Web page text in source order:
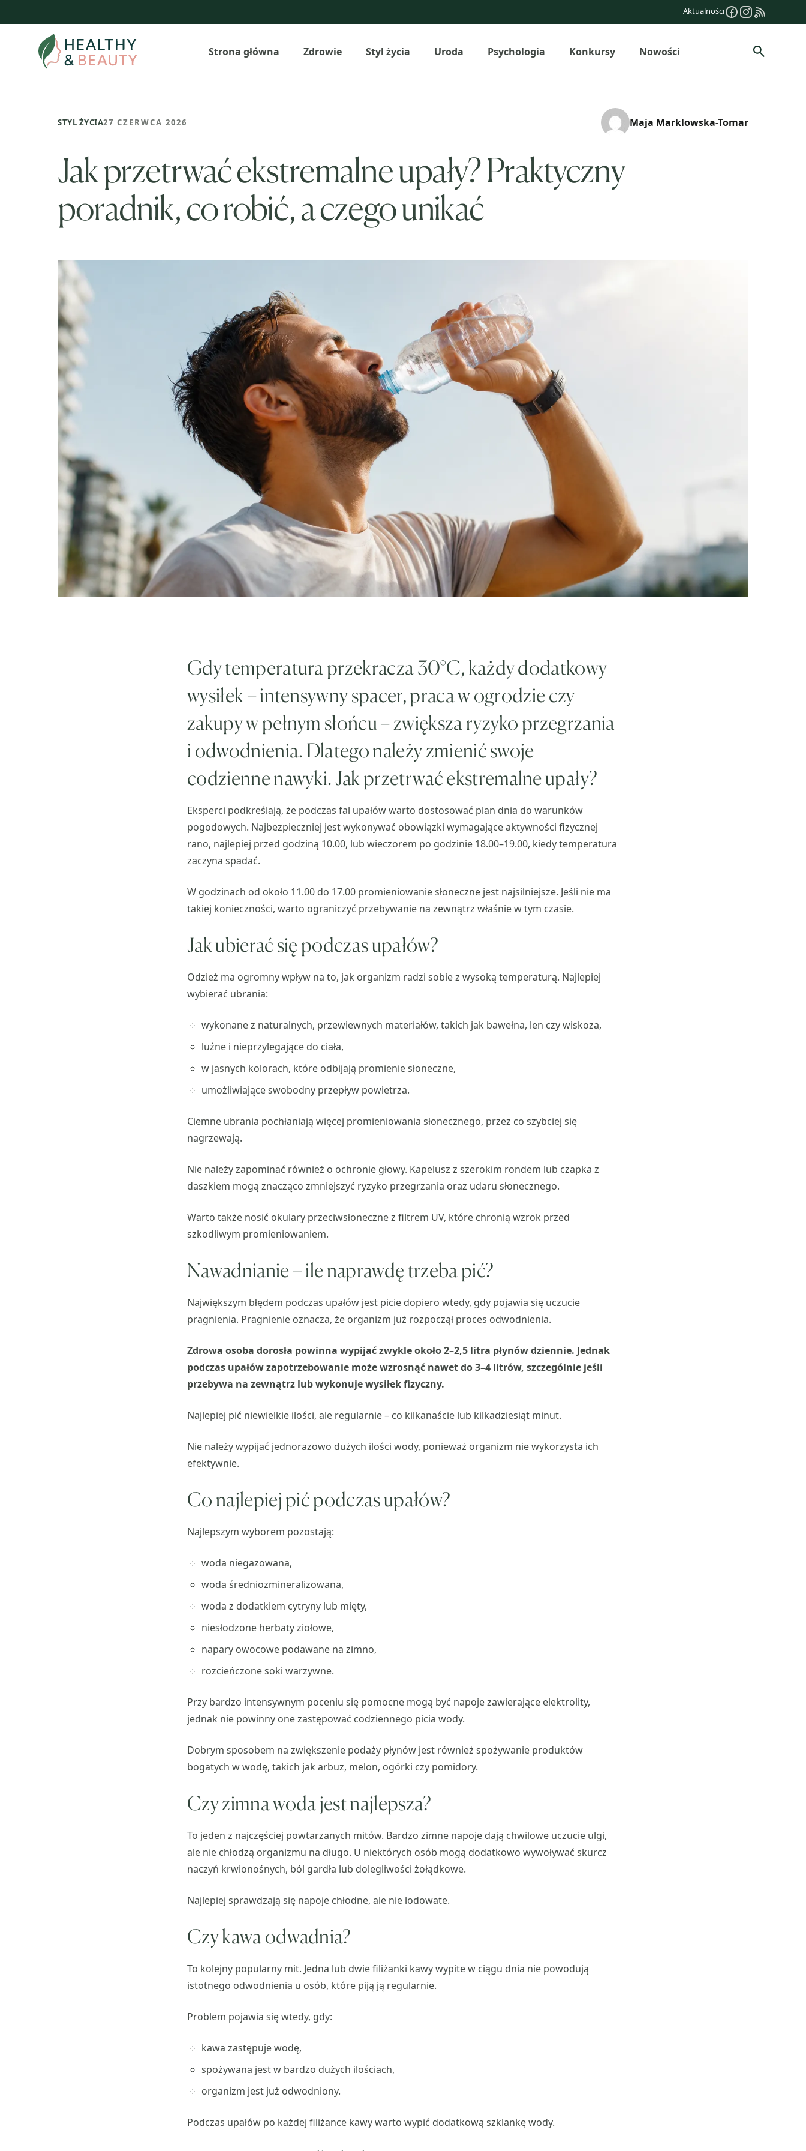
do
Aktualności
Strona główna Zdrowie Styl życia Uroda Psychologia Konkursy Nowości Szukaj
STYL ŻYCIA27 CZERWCA 2026 Maja Marklowska-Tomar
Jak przetrwać ekstremalne upały? Praktyczny
poradnik, co robić, a czego unikać
Gdy temperatura przekracza 30°C, każdy dodatkowy
wysiłek – intensywny spacer, praca w ogrodzie czy
zakupy w pełnym słońcu – zwiększa ryzyko przegrzania
i odwodnienia. Dlatego należy zmienić swoje
codzienne nawyki. Jak przetrwać ekstremalne upały?
Eksperci podkreślają, że podczas fal upałów warto dostosować plan dnia do warunków
pogodowych. Najbezpieczniej jest wykonywać obowiązki wymagające aktywności fizycznej
rano, najlepiej przed godziną 10.00, lub wieczorem po godzinie 18.00–19.00, kiedy temperatura
zaczyna spadać.
W godzinach od około 11.00 do 17.00 promieniowanie słoneczne jest najsilniejsze. Jeśli nie ma
takiej konieczności, warto ograniczyć przebywanie na zewnątrz właśnie w tym czasie.
Jak ubierać się podczas upałów?
Odzież ma ogromny wpływ na to, jak organizm radzi sobie z wysoką temperaturą. Najlepiej
wybierać ubrania:
wykonane z naturalnych, przewiewnych materiałów, takich jak bawełna, len czy wiskoza,
luźne i nieprzylegające do ciała,
w jasnych kolorach, które odbijają promienie słoneczne,
umożliwiające swobodny przepływ powietrza.
Ciemne ubrania pochłaniają więcej promieniowania słonecznego, przez co szybciej się
nagrzewają.
Nie należy zapominać również o ochronie głowy. Kapelusz z szerokim rondem lub czapka z
daszkiem mogą znacząco zmniejszyć ryzyko przegrzania oraz udaru słonecznego.
Warto także nosić okulary przeciwsłoneczne z filtrem UV, które chronią wzrok przed
szkodliwym promieniowaniem.
Nawadnianie – ile naprawdę trzeba pić?
Największym błędem podczas upałów jest picie dopiero wtedy, gdy pojawia się uczucie
pragnienia. Pragnienie oznacza, że organizm już rozpoczął proces odwodnienia.
Zdrowa osoba dorosła powinna wypijać zwykle około 2–2,5 litra płynów dziennie. Jednak
podczas upałów zapotrzebowanie może wzrosnąć nawet do 3–4 litrów, szczególnie jeśli
przebywa na zewnątrz lub wykonuje wysiłek fizyczny.
Najlepiej pić niewielkie ilości, ale regularnie – co kilkanaście lub kilkadziesiąt minut.
Nie należy wypijać jednorazowo dużych ilości wody, ponieważ organizm nie wykorzysta ich
efektywnie.
Co najlepiej pić podczas upałów?
Najlepszym wyborem pozostają:
woda niegazowana,
woda średniozmineralizowana,
woda z dodatkiem cytryny lub mięty,
niesłodzone herbaty ziołowe,
napary owocowe podawane na zimno,
rozcieńczone soki warzywne.
Przy bardzo intensywnym poceniu się pomocne mogą być napoje zawierające elektrolity,
jednak nie powinny one zastępować codziennego picia wody.
Dobrym sposobem na zwiększenie podaży płynów jest również spożywanie produktów
bogatych w wodę, takich jak arbuz, melon, ogórki czy pomidory.
Czy zimna woda jest najlepsza?
To jeden z najczęściej powtarzanych mitów. Bardzo zimne napoje dają chwilowe uczucie ulgi,
ale nie chłodzą organizmu na długo. U niektórych osób mogą dodatkowo wywoływać skurcz
naczyń krwionośnych, ból gardła lub dolegliwości żołądkowe.
Najlepiej sprawdzają się napoje chłodne, ale nie lodowate.
Czy kawa odwadnia?
To kolejny popularny mit. Jedna lub dwie filiżanki kawy wypite w ciągu dnia nie powodują
istotnego odwodnienia u osób, które piją ją regularnie.
Problem pojawia się wtedy, gdy:
kawa zastępuje wodę,
spożywana jest w bardzo dużych ilościach,
organizm jest już odwodniony.
Podczas upałów po każdej filiżance kawy warto wypić dodatkową szklankę wody.